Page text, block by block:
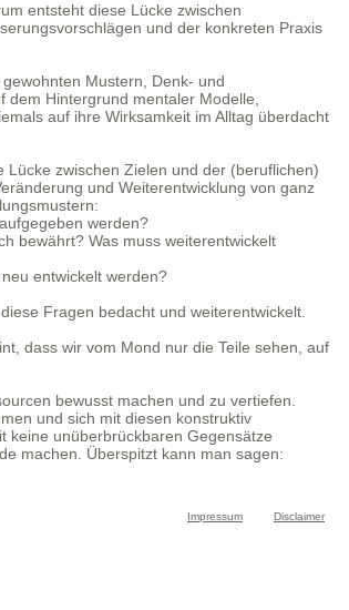
entsteht diese Lücke zwischen
und der konkreten Praxis
Mustern, Denk- und
dem Hintergrund mentaler Modelle,
auf ihre Wirksamkeit im Alltag überdacht
Lücke zwischen Zielen und der (beruflichen)
und Weiterentwicklung von ganz
werden?
bewährt? Was muss weiterentwickelt
entwickelt werden?
Fragen bedacht und weiterentwickelt.
dass wir vom Mond nur die Teile sehen, auf
bewusst machen und zu vertiefen.
und sich mit diesen konstruktiv
keine unüberbrückbaren Gegensätze
machen. Überspitzt kann man sagen:
Impressum Disclaimer